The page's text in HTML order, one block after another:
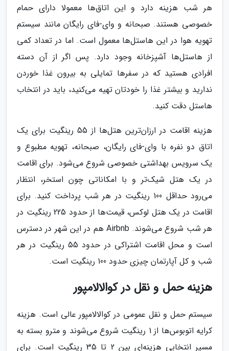
هر شب هزینه دارد و این اتاق‌ها معمولا دارای حمام
خصوصی هستند. صبحانه و وای-فای رایگان مانند سیستم
تهویه هوا در این هاستل‌ها معمول است. اما در تعداد کمی
از هاستل‌ها آشپزخانه وجود دارد. پس اگر از آن دسته
افرادی هستید که در سفرها تمایلی به بیرون غذا خوردن
ندارید و بیشتر غذا را خودتان تهیه می‌کنید، باید در انتخاب
هاستل دقت کنید.
هزینه اقامت در ارزان‌ترین هتل‌ها از 55 رینگیت برای یک
اتاق دو نفره با وای-فای رایگان، صبحانه، تهویه مطبوع و
یک سرویس بهداشتی خصوصی شروع می‌شود. برای اقامت
در یک هتل شیک‌تر و با امکاناتی چون استخر، انتظار
می‌رود حداقل 100 رینگیت در هر شب پرداخت کنید. برای
اقامت در یک هتل لوکس، قیمت‌ها از حدود 225 رینگیت در
هر شب شروع می‌شوند. Airbnb هم در این شهر در دسترس
است و محل اقامت اشتراکی در حدود 55 رینگیت در هر
شب و کل آپارتمان چیزی حدود 100 رینگیت است.
هزینه حمل و نقل در کوالالامپور
سیستم حمل و نقل عمومی در کوالالامپور عالی است. هزینه
کرایه اتوبوس‌ها از 1 رینگیت شروع می‌شوند و مترو بسته به
مسیر انتخابی هزینه‌ای بین 2 تا 35 رینگیت است. برای